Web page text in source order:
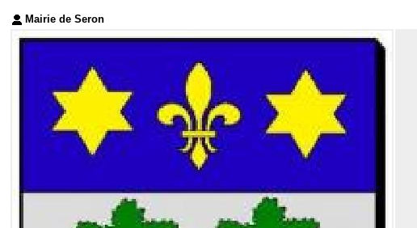
Mairie de Seron